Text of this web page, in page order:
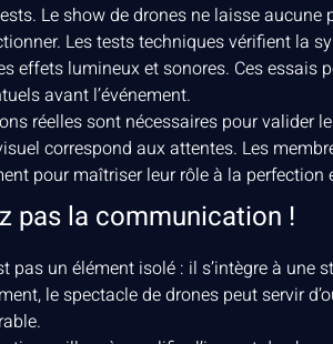
Le show de drones ne laisse
Les tests techniques vérifient la
effets lumineux et sonores. Ces essais
avant l’événement.
réelles sont nécessaires pour valider
correspond aux attentes. Les
pour maîtriser leur rôle à la perfection
pas la communication !
pas un élément isolé : il s’intègre à
le spectacle de drones peut servir